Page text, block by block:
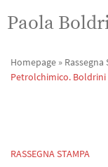
Paola
Homepage » Rassegna
Petrolchimico. Boldrini
RASSEGNA STAMPA